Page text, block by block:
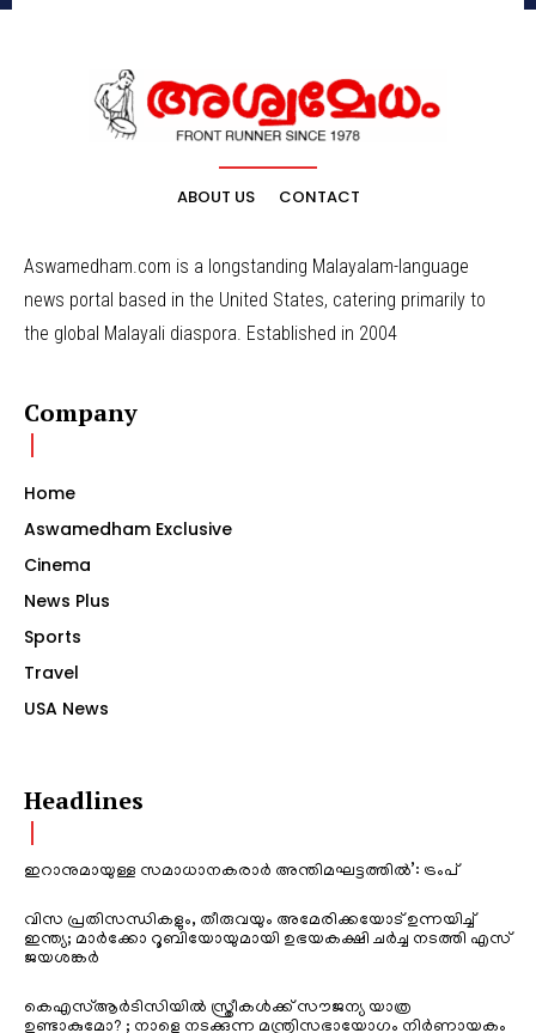
ABOUT US CONTACT
Aswamedham.com is a longstanding Malayalam-language
news portal based in the United States, catering primarily to
the global Malayali diaspora. Established in 2004
Company
Home
Aswamedham Exclusive
Cinema
News Plus
Sports
Travel
USA News
Headlines
ഇറാനുമായുള്ള സമാധാനകരാർ അന്തിമഘട്ടത്തിൽ‌’: ട്രംപ്
വിസ പ്രതിസന്ധികളും, തീരുവയും അമേരിക്കയോട് ഉന്നയിച്ച്
ഇന്ത്യ; മാർക്കോ റൂബിയോയുമായി ഉഭയകക്ഷി ചർച്ച നടത്തി എസ്
ജയശങ്കർ
കെഎസ്ആർടിസിയിൽ സ്ത്രീകൾക്ക് സൗജന്യ യാത്ര
ഉണ്ടാകുമോ? ; നാളെ നടക്കുന്ന മന്ത്രിസഭായോഗം നിർണായകം